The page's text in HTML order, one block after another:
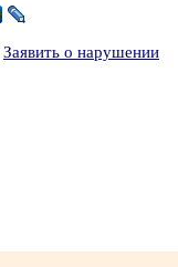
Заявить о нарушении